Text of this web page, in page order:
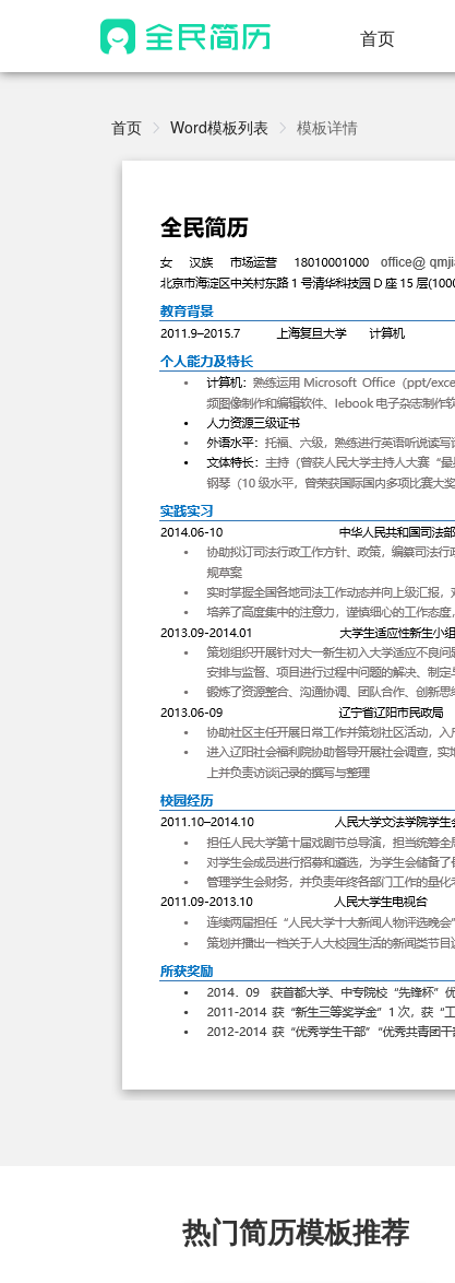
首页
首页 Word模板列表 模板详情
热门简历模板推荐